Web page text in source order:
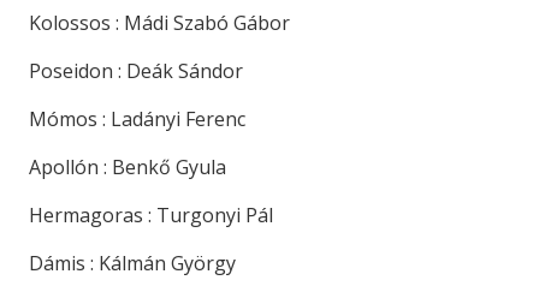
Kolossos : Mádi Szabó Gábor
Poseidon : Deák Sándor
Mómos : Ladányi Ferenc
Apollón : Benkő Gyula
Hermagoras : Turgonyi Pál
Dámis : Kálmán György